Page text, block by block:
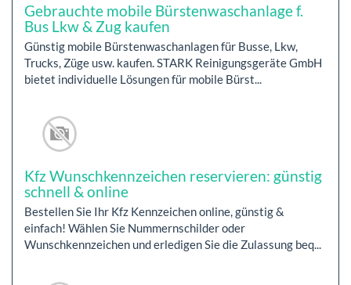
Gebrauchte mobile Bürstenwaschanlage f.
Bus Lkw & Zug kaufen
Günstig mobile Bürstenwaschanlagen für Busse, Lkw,
Trucks, Züge usw. kaufen. STARK Reinigungsgeräte GmbH
bietet individuelle Lösungen für mobile Bürst...
Kfz Wunschkennzeichen reservieren: günstig
schnell & online
Bestellen Sie Ihr Kfz Kennzeichen online, günstig &
einfach! Wählen Sie Nummernschilder oder
Wunschkennzeichen und erledigen Sie die Zulassung beq...